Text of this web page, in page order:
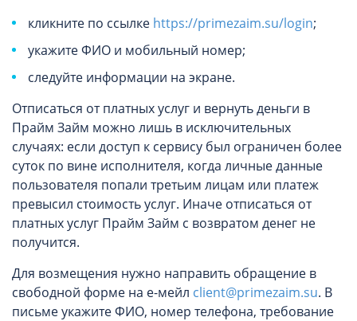
кликните по ссылке https://primezaim.su/login;
укажите ФИО и мобильный номер;
следуйте информации на экране.
Отписаться от платных услуг и вернуть деньги в
Прайм Займ можно лишь в исключительных
случаях: если доступ к сервису был ограничен более
суток по вине исполнителя, когда личные данные
пользователя попали третьим лицам или платеж
превысил стоимость услуг. Иначе отписаться от
платных услуг Прайм Займ с возвратом денег не
получится.
Для возмещения нужно направить обращение в
свободной форме на е-мейл client@primezaim.su. В
письме укажите ФИО, номер телефона, требование